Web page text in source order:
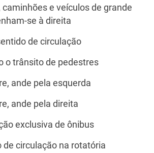
caminhões e veículos de grande
se à direita
de circulação
o trânsito de pedestres
ande pela esquerda
ande pela direita
exclusiva de ônibus
de circulação na rotatória